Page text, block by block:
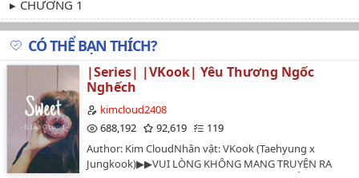
CHƯƠNG 1
CÓ THỂ BẠN THÍCH?
|Series| |VKook| Yêu Thương Ngốc
Nghếch
kimcloud2408
688,192
92,619
119
Author: Kim CloudNhân vật: VKook (Taehyung x
Jungkook)▶▶VUI LÒNG KHÔNG MANG TRUYỆN RA